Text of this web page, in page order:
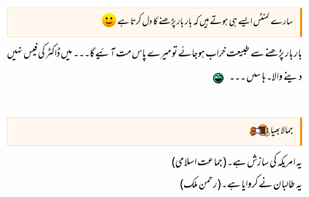
سارے کمنٹس ایسے ہی ہوتے ہیں کہ بار بار پڑھنے کا دل کرتا ہے
بار بار پڑھنے سے طبیعت خراب ہوجائے تو میرے پاس مت آئیے گا۔۔۔ میں ڈاکٹر کی فیس نہیں
دینے والا۔ ہاںںںں ۔۔۔
جمالا بھیا
یہ امریکہ کی سازش ہے۔ (جماعت اسلامی)
یہ طالبان نے کروایا ہے۔ (رحمن ملک)